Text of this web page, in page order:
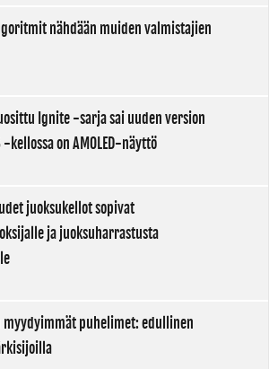
nähdään muiden valmistajien
Ignite -sarja sai uuden version
kellossa on AMOLED-näyttö
juoksukellot sopivat
ja juoksuharrastusta
myydyimmät puhelimet: edullinen